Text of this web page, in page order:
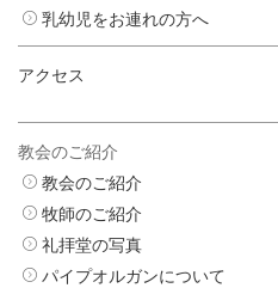
乳幼児をお連れの方へ
アクセス
教会のご紹介
教会のご紹介
牧師のご紹介
礼拝堂の写真
パイプオルガンについて